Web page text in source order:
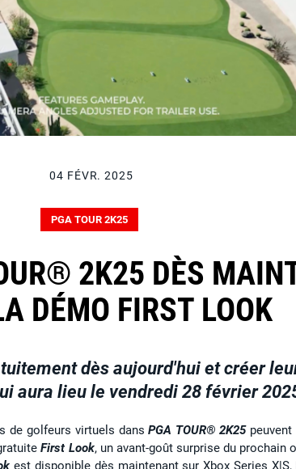
04 FÉVR. 2025
PGA TOUR 2K25
2K25 DÈS
DÉMO FIRST LOOK
dès aujourd'hui et créer
aura lieu le vendredi 28 février
de golfeurs virtuels dansPGA TOUR® 2K25peuvent
First Look, un avant-goût surprise du prochain
est disponible dès maintenant sur Xbox Series